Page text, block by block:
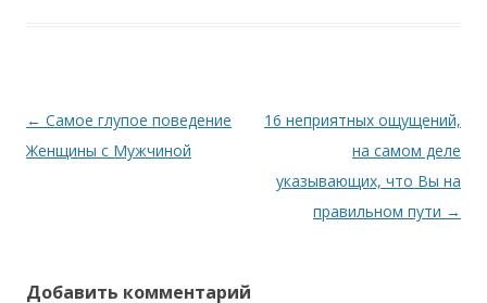
Навигация по записям
← Самое глупое поведение
Женщины с Мужчиной
16 неприятных ощущений,
на самом деле
указывающих, что Вы на
правильном пути →
Добавить комментарий